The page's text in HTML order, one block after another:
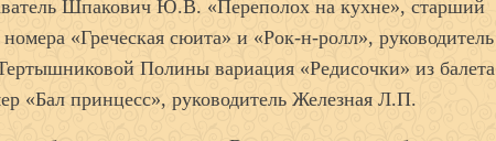
Шпакович Ю.В. «Переполох на кухне», старший
«Греческая сюита» и «Рок-н-ролл», руководитель
Полины вариация «Редисочки» из балета
«Бал принцесс», руководитель Железная Л.П.